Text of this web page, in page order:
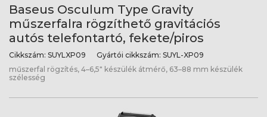
Baseus Osculum Type Gravity
műszerfalra rögzíthető gravitációs
autós telefontartó, fekete/piros
Cikkszám: SUYLXP09 Gyártói cikkszám: SUYL-XP09
műszerfal rögzítés, 4–6,5" készülék átmérő, 63–88 mm készülék
szélesség